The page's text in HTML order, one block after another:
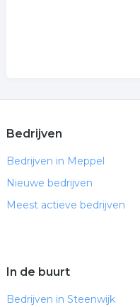
Bedrijven
Bedrijven in Meppel
Nieuwe bedrijven
Meest actieve bedrijven
In de buurt
Bedrijven in Steenwijk